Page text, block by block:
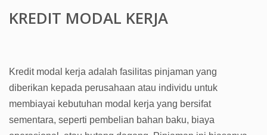
KREDIT MODAL KERJA
Kredit modal kerja adalah fasilitas pinjaman yang
diberikan kepada perusahaan atau individu untuk
membiayai kebutuhan modal kerja yang bersifat
sementara, seperti pembelian bahan baku, biaya